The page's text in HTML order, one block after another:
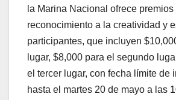
la Marina Nacional ofrece premios
reconocimiento a la creatividad y
participantes, que incluyen
lugar, $8,000 para el segundo
el tercer lugar, con fecha límite de
hasta el martes 20 de mayo a las